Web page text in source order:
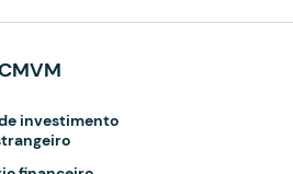
investimento